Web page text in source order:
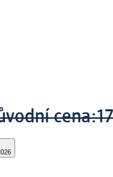
cena: